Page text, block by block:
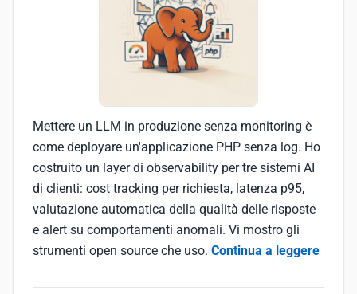
Mettere un LLM in produzione senza monitoring è
come deployare un'applicazione PHP senza log. Ho
costruito un layer di observability per tre sistemi AI
di clienti: cost tracking per richiesta, latenza p95,
valutazione automatica della qualità delle risposte
e alert su comportamenti anomali. Vi mostro gli
strumenti open source che uso. Continua a leggere